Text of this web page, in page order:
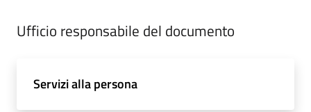
Ufficio responsabile del documento
Servizi alla persona